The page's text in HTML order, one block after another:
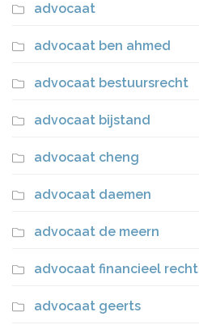
advocaat
advocaat ben ahmed
advocaat bestuursrecht
advocaat bijstand
advocaat cheng
advocaat daemen
advocaat de meern
advocaat financieel recht
advocaat geerts